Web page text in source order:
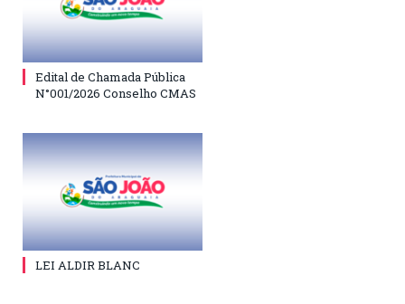
Edital de Chamada Pública
N°001/2026 Conselho CMAS
LEI ALDIR BLANC